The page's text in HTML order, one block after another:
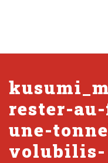
rester-
une-
volubilis-